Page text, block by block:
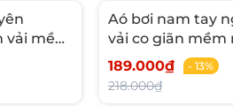
mềm
Aó bơi nam tay
vải co giãn mềm
lạnh phối combo
189.000₫ - 13%
218.000₫